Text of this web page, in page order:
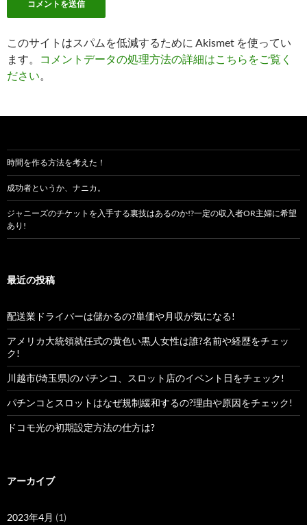
このサイトはスパムを低減するために Akismet を使ってい
ます。
コメントデータの処理方法の詳細はこちらをご覧く
ださい。
時間を作る方法を考えた！
成功者というか、ナニカ。
ジャニーズのチケットを入手する裏技はあるのか!?一定の収入者OR主婦に希望
あり!
最近の投稿
配送業ドライバーは儲かるの?単価や月収が気になる!
アメリカ大統領就任式の黄色い黒人女性は誰?名前や経歴をチェッ
ク!
川越市(埼玉県)のパチンコ、スロット店のイベント日をチェック!
パチンコとスロットはなぜ規制緩和するの?理由や原因をチェック!
ドコモ光の初期設定方法の仕方は?
アーカイブ
2023年4月 (1)